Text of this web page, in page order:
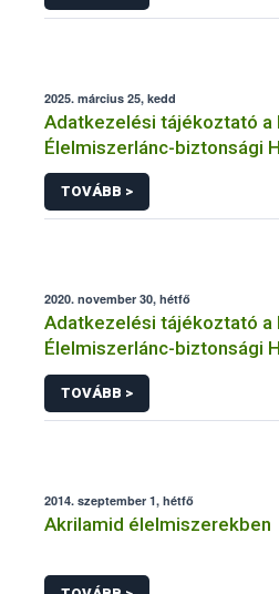
2025. március 25, kedd
Adatkezelési tájékoztató a
Élelmiszerlánc-biztonsági
Rendszerben kistermelői
témakörben intézhető
kapcsolódó
TOVÁBB >
2020. november 30, hétfő
Adatkezelési tájékoztató a
Élelmiszerlánc-biztonsági
közérdekű bejelentések
kapcsolódó
TOVÁBB >
2014. szeptember 1, hétfő
Akrilamid élelmiszerekben